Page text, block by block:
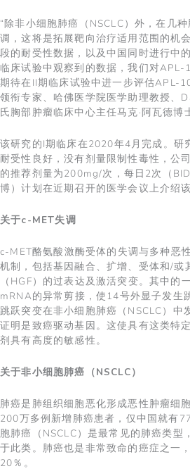
“除非小细胞肺癌（NSCLC）外，在几
调，这将是拓展靶向治疗适用范围的机
段的耐受性数据，以及中国同时进行中
临床试验中观察到的数据，我们对APL-
期待在II期临床试验中进一步评估APL-
领衔专家、哈佛医学院医学助理教授、
氏胸部肿瘤临床中心主任马克·阿瓦德博
该研究的I期临床在2020年4月完成。研
耐受性良好，没有剂量限制性毒性，公
的推荐剂量为200mg/次，每日2次（
博）计划在近期召开的医学会议上介绍
关于c-MET失调
c-MET酪氨酸激酶受体的失调与多种恶
机制，包括基因融合、扩增、受体和/或
（HGF）的过表达及激活突变。其中的
mRNA的异常剪接，使14号外显子发生
跳跃突变在非小细胞肺癌（NSCLC）中
证明是致癌驱动基因。这使具有这类特
剂具有高度的敏感性。
关于非小细胞肺癌（NSCLC）
肺癌是肺组织细胞恶化形成恶性肿瘤细
200万多例新增肺癌患者，仅中国就有
胞肺癌（NSCLC）是最常见的肺癌类型
于此类。肺癌也是非常致命的癌症之一
20％。